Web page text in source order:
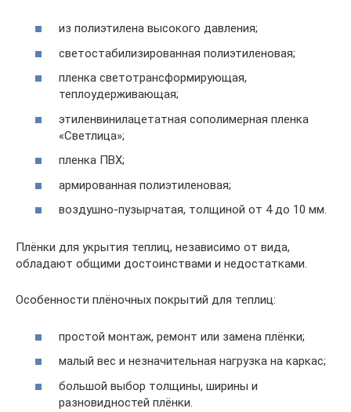
из полиэтилена высокого давления;
светостабилизированная полиэтиленовая;
пленка светотрансформирующая,
теплоудерживающая;
этиленвинилацетатная сополимерная пленка
«Светлица»;
пленка ПВХ;
армированная полиэтиленовая;
воздушно-пузырчатая, толщиной от 4 до 10 мм.
Плёнки для укрытия теплиц, независимо от вида,
обладают общими достоинствами и недостатками.
Особенности плёночных покрытий для теплиц:
простой монтаж, ремонт или замена плёнки;
малый вес и незначительная нагрузка на каркас;
большой выбор толщины, ширины и
разновидностей плёнки.